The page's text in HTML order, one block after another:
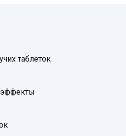
таблеток
эффекты